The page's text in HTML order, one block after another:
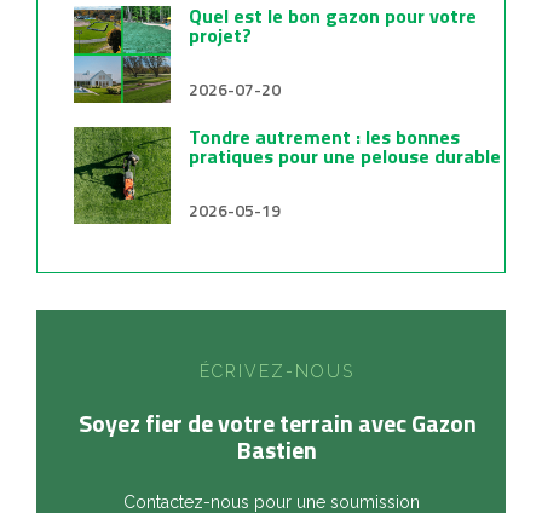
Quel est le bon gazon pour votre
projet?
2026-07-20
Tondre autrement : les bonnes
pratiques pour une pelouse durable
2026-05-19
ÉCRIVEZ-NOUS
Soyez fier de votre terrain avec Gazon
Bastien
Contactez-nous pour une soumission